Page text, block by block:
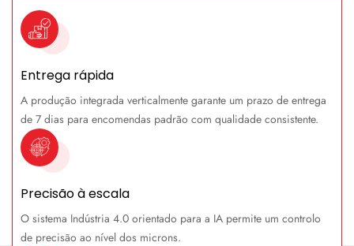
Entrega rápida
A produção integrada verticalmente garante um prazo de entrega
de 7 dias para encomendas padrão com qualidade consistente.
Precisão à escala
O sistema Indústria 4.0 orientado para a IA permite um controlo
de precisão ao nível dos microns.